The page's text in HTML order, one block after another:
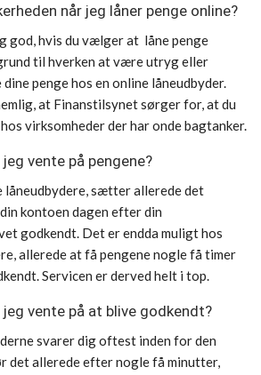
når jeg låner penge online?
god, hvis du vælger at låne penge
til hverken at være utryg eller
penge hos en online låneudbyder.
at Finanstilsynet sørger for, at du
virksomheder der har onde bagtanker.
vente på pengene?
låneudbydere, sætter allerede det
kontoen dagen efter din
godkendt. Det er endda muligt hos
allerede at få pengene nogle få timer
Servicen er derved helt i top.
vente på at blive godkendt?
svarer dig oftest inden for den
det allerede efter nogle få minutter,